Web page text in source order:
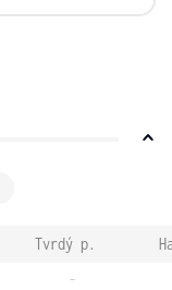
Tvrdý p.
-